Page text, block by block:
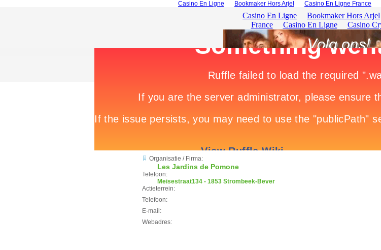
Casino En Ligne Bookmaker Hors Arjel Casino En Ligne France
Organisatie / Firma:
Les Jardins de Pomone
Telefoon:
Meisestraat134 - 1853 Strombeek-Bever
Actieterrein:
Telefoon:
E-mail:
Webadres: